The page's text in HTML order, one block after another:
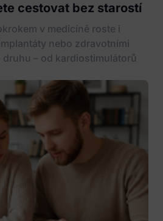
cestovat bez starostí
v medicíně roste i
nebo zdravotními
– od kardiostimulátorů